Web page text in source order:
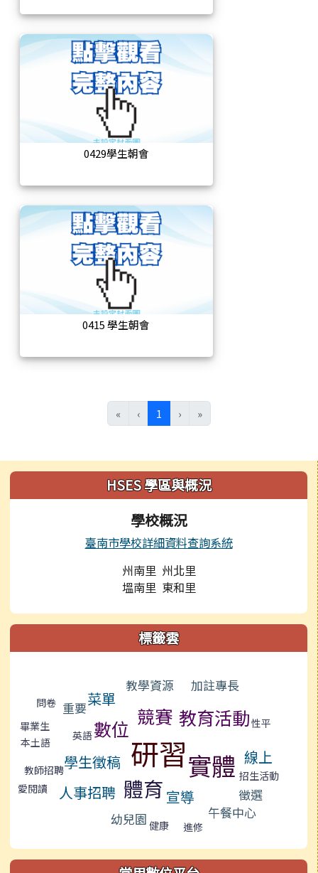
0429學生朝會
0415 學生朝會
« ‹ 1 (目前頁次)
› »
左邊區域內容HSES 學區與概況
學校概況
臺南市學校詳細資料查詢系統
州南里 州北里
塭南里 東和里
標籤雲
菜單
教學資源 加註專長
問卷 重要
數位 競賽
畢業生 教育活動性平
本土語
英語 研習
學生徵稿 實體 線上
教師招聘
愛閱讀
人事招聘 體育 招生活動
宣導
徵選
幼兒園
午餐中心
健康 進修